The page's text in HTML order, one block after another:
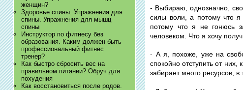
женщин?
Здоровье спины. Упражнения для
спины. Упражнения для мышц
спины
Инструктор по фитнесу без
образования. Каким должен быть
профессиональный фитнес
тренер?
Как быстро сбросить вес на
правильном питании? Обруч для
похудения
Как восстановиться после родов.
- Выбираю, однозначно,
силы воли, а потому что
потому что я не гонюсь
человеком. Что я хочу
- А я, похоже, уже на
спокойно отступить от
забирает много ресурсов,